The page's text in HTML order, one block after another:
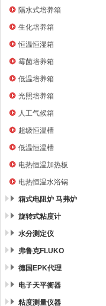
隔水式培养箱
生化培养箱
恒温恒湿箱
霉菌培养箱
低温培养箱
光照培养箱
人工气候箱
超级恒温槽
低温恒温槽
电热恒温加热板
电热恒温水浴锅
箱式电阻炉 马弗炉
旋转式粘度计
水分测定仪
弗鲁克FLUKO
德国EPK代理
电子天平衡器
粘度测量仪器